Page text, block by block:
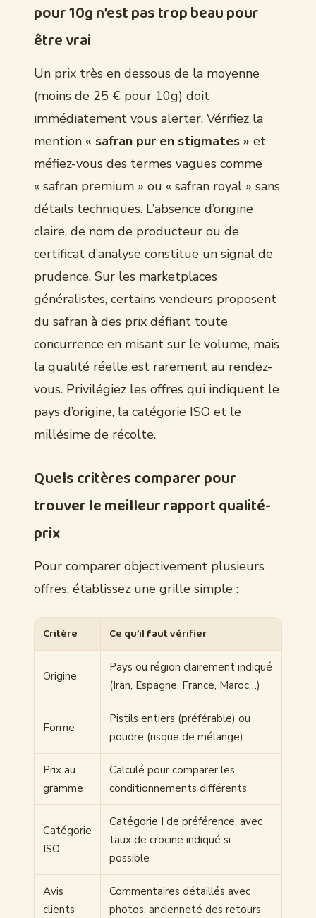
pour 10g n’est pas trop beau pour
être vrai
Un prix très en dessous de la moyenne
(moins de 25 € pour 10g) doit
immédiatement vous alerter. Vérifiez la
mention « safran pur en stigmates » et
méfiez-vous des termes vagues comme
« safran premium » ou « safran royal » sans
détails techniques. L’absence d’origine
claire, de nom de producteur ou de
certificat d’analyse constitue un signal de
prudence. Sur les marketplaces
généralistes, certains vendeurs proposent
du safran à des prix défiant toute
concurrence en misant sur le volume, mais
la qualité réelle est rarement au rendez-
vous. Privilégiez les offres qui indiquent le
pays d’origine, la catégorie ISO et le
millésime de récolte.
Quels critères comparer pour
trouver le meilleur rapport qualité-
prix
Pour comparer objectivement plusieurs
offres, établissez une grille simple :
Critère Ce qu’il faut vérifier
Origine
Pays ou région clairement indiqué
(Iran, Espagne, France, Maroc…)
Forme
Pistils entiers (préférable) ou
poudre (risque de mélange)
Prix au
gramme
Calculé pour comparer les
conditionnements différents
Catégorie
ISO
Catégorie I de préférence, avec
taux de crocine indiqué si
possible
Avis
clients
Commentaires détaillés avec
photos, ancienneté des retours